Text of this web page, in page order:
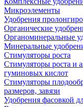
Микроэлементы
Удобрения
Органические
Органоминеральные
Минеральные
Стимуляторы роста
Стимуляторы роста и
гуминовых кислот
Стимуляторы
размеров, завязи
Удобрения фасовкой